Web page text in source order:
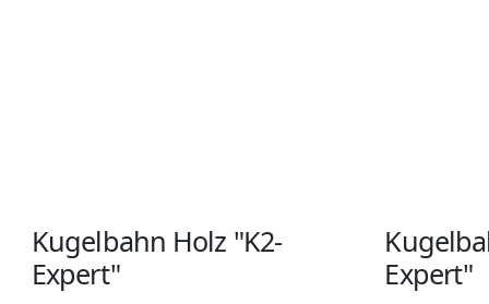
Kugelbahn Holz "K2-
Expert"
Expert"